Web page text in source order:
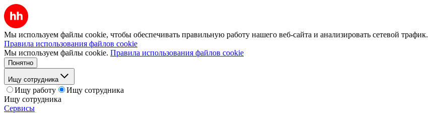
Мы используем файлы cookie, чтобы обеспечивать правильную работу нашего веб-сайта и анализировать сетевой трафик.
Правила использования файлов cookie
Мы используем файлы cookie. Правила использования файлов cookie
Понятно
Ищу сотрудника
Ищу работу
Ищу сотрудника
Ищу сотрудника
Сервисы